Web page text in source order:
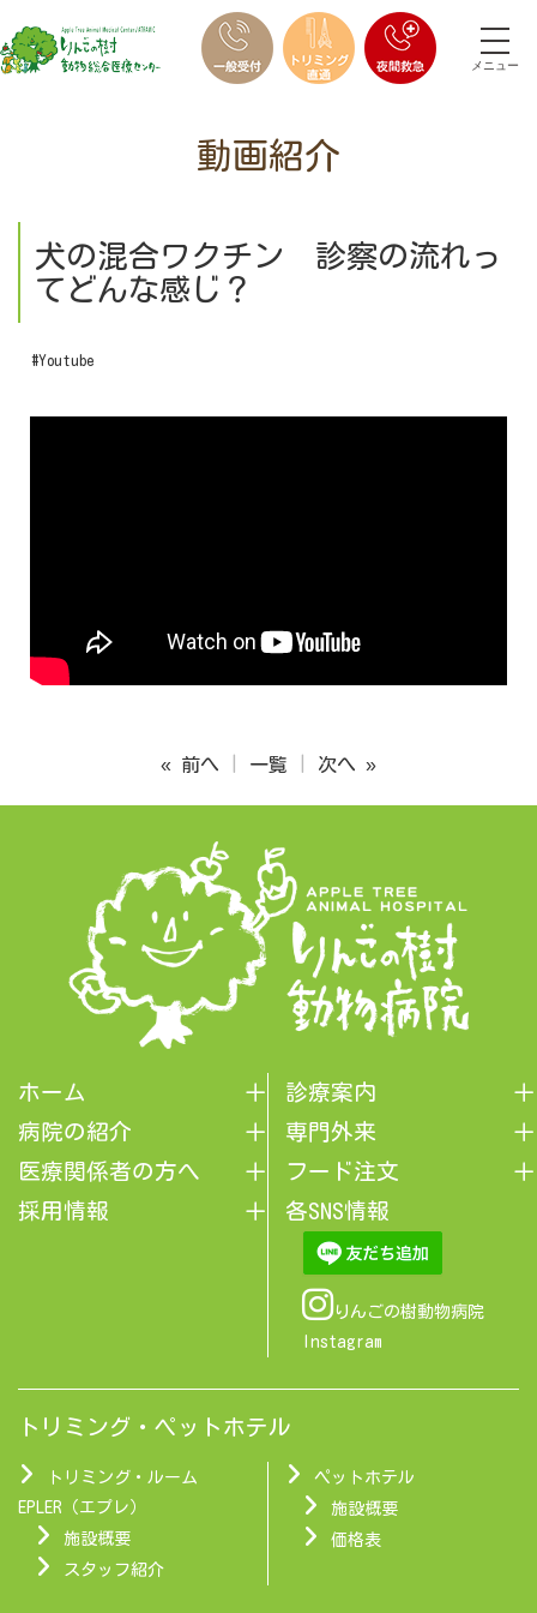
メニュー
動画紹介
犬の混合ワクチン 診察の流れっ
てどんな感じ？
#Youtube
« 前へ 一覧 次へ »
ホーム
病院の紹介
医療関係者の方へ
採用情報
診療案内
専門外来
フード注文
各SNS情報
りんごの樹動物病院
Instagram
トリミング・ペットホテル
トリミング・ルーム
EPLER（エプレ）
施設概要
スタッフ紹介
ペットホテル
施設概要
価格表